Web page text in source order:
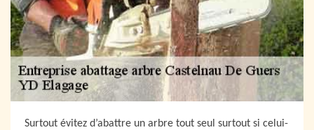
Surtout évitez d’abattre un arbre tout seul surtout si celui-